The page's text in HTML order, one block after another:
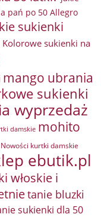
pań po 50 Allegro
sukienki
Kolorowe sukienki na
mango ubrania
sukienki
wyprzedaż
damskie mohito
Nowości kurtki damskie
ebutik.pl
włoskie i
tanie bluzki
sukienki dla 50